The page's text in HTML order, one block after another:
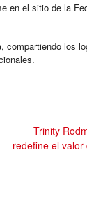
en el sitio de la
, compartiendo los
Trinity
redefine el